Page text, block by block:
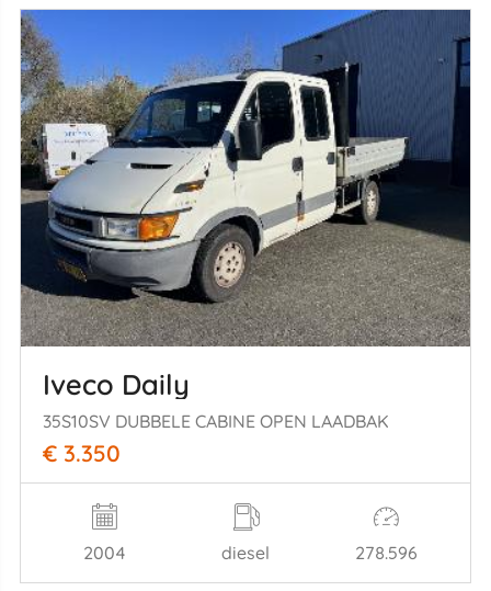
Iveco Daily
35S10SV DUBBELE CABINE OPEN LAADBAK
€ 3.350
2004 diesel 278.596